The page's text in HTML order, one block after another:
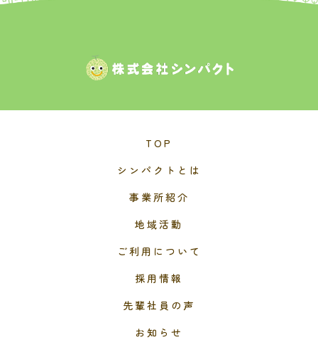
TOP
シンパクトとは
事業所紹介
地域活動
ご利用について
採用情報
先輩社員の声
お知らせ